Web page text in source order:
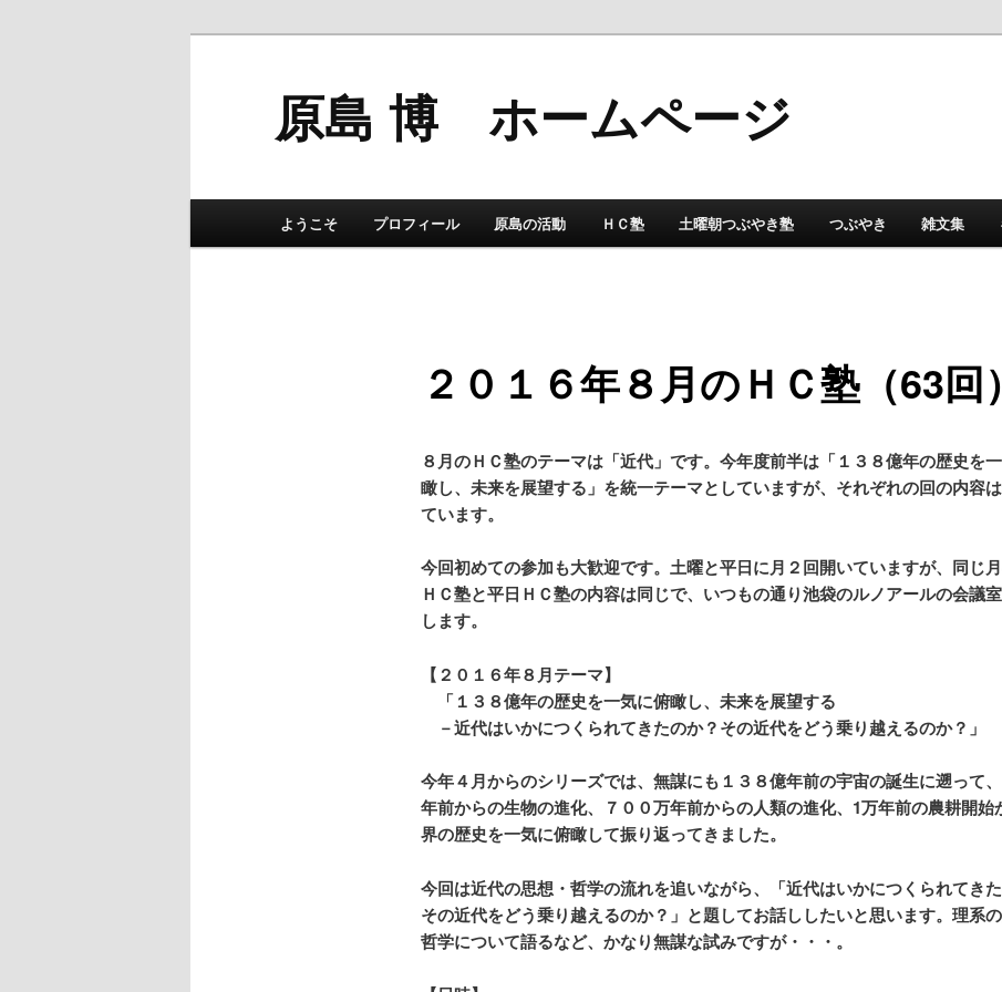
原島 博 ホームページ
メインメニュー
メインコンテンツへ移動
サブコンテンツへ移動
ようこそ プロフィール 原島の活動 ＨＣ塾 土曜朝つぶやき塾 つぶやき 雑文集
２０１６年８月のＨＣ塾（63回）
８月のＨＣ塾のテーマは「近代」です。今年度前半は「１３８億年の歴史を
瞰し、未来を展望する」を統一テーマとしていますが、それぞれの回の内容
ています。
今回初めての参加も大歓迎です。土曜と平日に月２回開いていますが、同じ
ＨＣ塾と平日ＨＣ塾の内容は同じで、いつもの通り池袋のルノアールの会議
します。
【２０１６年８月テーマ】
「１３８億年の歴史を一気に俯瞰し、未来を展望する
－近代はいかにつくられてきたのか？その近代をどう乗り越えるのか？」
今年４月からのシリーズでは、無謀にも１３８億年前の宇宙の誕生に遡って
年前からの生物の進化、７００万年前からの人類の進化、1万年前の農耕開始
界の歴史を一気に俯瞰して振り返ってきました。
今回は近代の思想・哲学の流れを追いながら、「近代はいかにつくられてき
その近代をどう乗り越えるのか？」と題してお話ししたいと思います。理系
哲学について語るなど、かなり無謀な試みですが・・・。